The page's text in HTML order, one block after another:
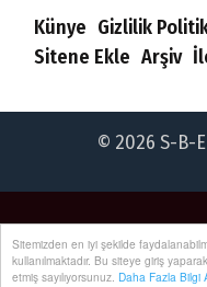
Sitemizden en iyi şekilde
kullanılmaktadır. Bu siteye giriş
etmiş sayılıyorsunuz. Daha Fazla Bilgi
Künye Gizlilik
Sitene Ekle Arşiv
© 2026 S-B-E